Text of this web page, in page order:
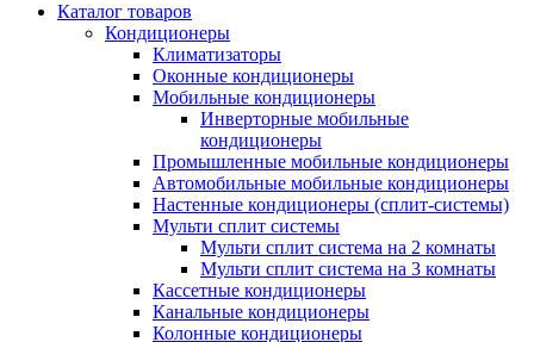
Каталог товаров
Кондиционеры
Климатизаторы
Оконные кондиционеры
Мобильные кондиционеры
Инверторные мобильные
кондиционеры
Промышленные мобильные кондиционеры
Автомобильные мобильные кондиционеры
Настенные кондиционеры (сплит-системы)
Мульти сплит системы
Мульти сплит система на 2 комнаты
Мульти сплит система на 3 комнаты
Кассетные кондиционеры
Канальные кондиционеры
Колонные кондиционеры